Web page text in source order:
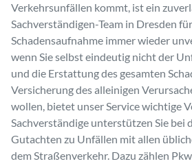
Verkehrsunfällen kommt, ist ein
Sachverständigen-Team in Dresden
Schadensaufnahme immer wieder
wenn Sie selbst eindeutig nicht der
und die Erstattung des gesamten
Versicherung des alleinigen
wollen, bietet unser Service wichtige
Sachverständige unterstützen Sie bei
Gutachten zu Unfällen mit allen
dem Straßenverkehr. Dazu zählen